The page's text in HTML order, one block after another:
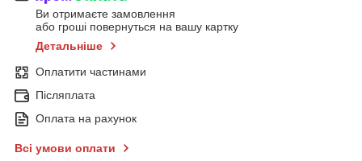
Ви отримаєте замовлення
або гроші повернуться на вашу картку
Детальніше
Оплатити частинами
Післяплата
Оплата на рахунок
Всі умови оплати